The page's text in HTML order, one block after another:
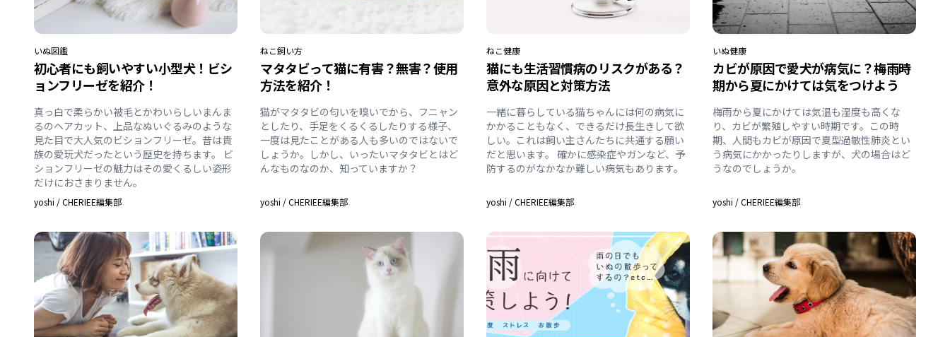
いぬ図鑑
初心者にも飼いやすい小型犬！ビシ
ョンフリーゼを紹介！
真っ白で柔らかい被毛とかわいらしいまんま
るのヘアカット、上品なぬいぐるみのような
見た目で大人気のビションフリーゼ。昔は貴
族の愛玩犬だったという歴史を持ちます。 ビ
ションフリーゼの魅力はその愛くるしい姿形
だけにおさまりません。
yoshi /CHERIEE編集部
ねこ飼い方
マタタビって猫に有害？無害？使用
方法を紹介！
猫がマタタビの匂いを嗅いでから、フニャン
としたり、手足をくるくるしたりする様子、
一度は見たことがある人も多いのではないで
しょうか。しかし、いったいマタタビとはど
んなものなのか、知っていますか？
yoshi /CHERIEE編集部
ねこ健康
猫にも生活習慣病のリスクがある？
意外な原因と対策方法
一緒に暮らしている猫ちゃんには何の病気に
かかることもなく、できるだけ長生きして欲
しい。これは飼い主さんたちに共通する願い
だと思います。 確かに感染症やガンなど、予
防するのがなかなか難しい病気もあります。
yoshi /CHERIEE編集部
いぬ健康
カビが原因で愛犬が病気に？梅雨時
期から夏にかけては気をつけよう
梅雨から夏にかけては気温も湿度も高くな
り、カビが繁殖しやすい時期です。この時
期、人間もカビが原因で夏型過敏性肺炎とい
う病気にかかったりしますが、犬の場合はど
うなのでしょうか。
yoshi /CHERIEE編集部